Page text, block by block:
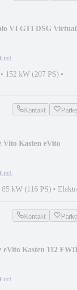
VI GTI DSG Virtual
mtl.
• 152 kW (207 PS) •
Kontakt
Vito Kasten eVito
mtl.
85 kW (116 PS) •
Kontakt
eVito Kasten 112
mtl.